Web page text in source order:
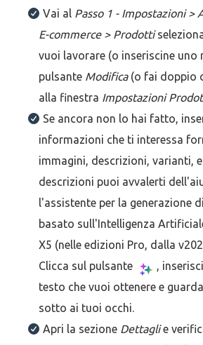
Vai al Passo 1 - Impostazioni >
E-commerce > Prodotti
vuoi lavorare (o inseriscine uno
pulsante Modifica(o fai doppio
alla finestra Impostazioni
Se ancora non lo hai fatto,
informazioni che ti interessa
immagini, descrizioni, varianti,
descrizioni puoi avvalerti
l'assistente per la generazione
basato sull'Intelligenza
X5 (nelle edizioni Pro, dalla
Clicca sul pulsante
,
testo che vuoi ottenere e
sotto ai tuoi occhi.
Apri la sezione Dettaglie